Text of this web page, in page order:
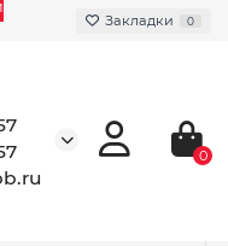
Закладки 0
0